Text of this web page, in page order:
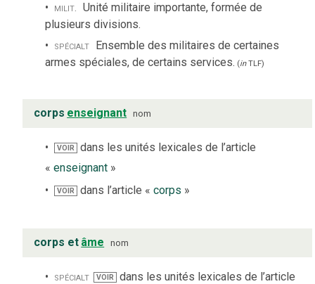
milit. Unité militaire importante, formée de
plusieurs divisions.
spécialt Ensemble des militaires de certaines
armes spéciales, de certains services. (inTLF)
corps enseignant nom
VOIR
dans les unités lexicales de l’article
« enseignant »
VOIR dans l’article «corps »
corps et âme nom
spécialt VOIR dans les unités lexicales de l’article